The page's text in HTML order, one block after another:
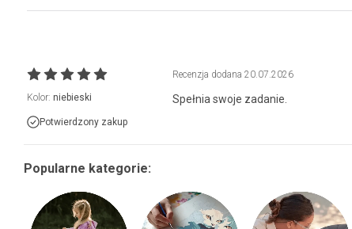
Recenzja dodana 20.07.2026
Kolor: niebieski
Potwierdzony zakup
Spełnia swoje zadanie.
Popularne kategorie: